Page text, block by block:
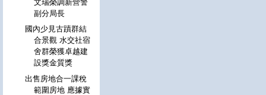
文瑞榮調新營警
副分局長
國內少見古蹟群結
合景觀 水交社宿
舍群榮獲卓越建
設獎金質獎
出售房地合一課稅
範圍房地 應據實